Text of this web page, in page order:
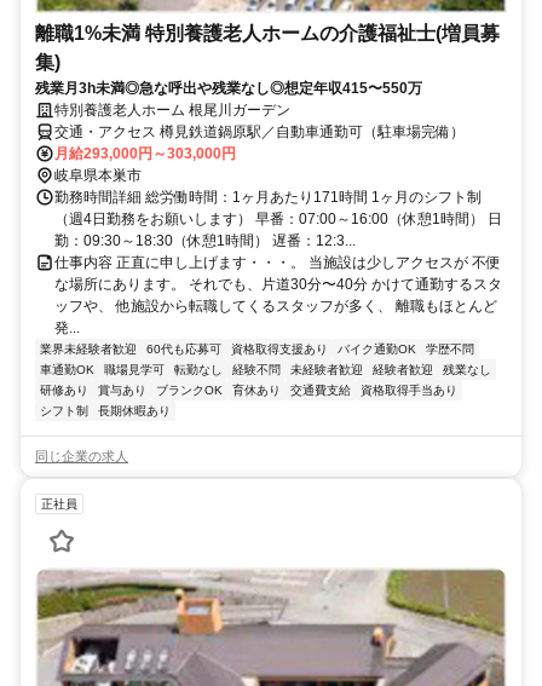
離職1%未満 特別養護老人ホームの介護福祉士(増員募
集)
残業月3h未満◎急な呼出や残業なし◎想定年収415〜550万
特別養護老人ホーム 根尾川ガーデン
交通・アクセス 樽見鉄道鍋原駅／自動車通勤可（駐車場完備）
月給293,000円～303,000円
岐阜県本巣市
勤務時間詳細 総労働時間：1ヶ月あたり171時間 1ヶ月のシフト制
（週4日勤務をお願いします） 早番：07:00～16:00（休憩1時間） 日
勤：09:30～18:30（休憩1時間） 遅番：12:3...
仕事内容 正直に申し上げます・・・。 当施設は少しアクセスが 不便
な場所にあります。 それでも、片道30分〜40分 かけて通勤するスタ
ッフや、 他施設から転職してくるスタッフが多く、 離職もほとんど
発...
業界未経験者歓迎 60代も応募可 資格取得支援あり バイク通勤OK
学歴不問
車通勤OK
職場見学可 転勤なし 経験不問 未経験者歓迎 経験者歓迎
残業なし
研修あり
賞与あり ブランクOK 育休あり 交通費支給
資格取得手当あり
シフト制
長期休暇あり
同じ企業の求人
正社員